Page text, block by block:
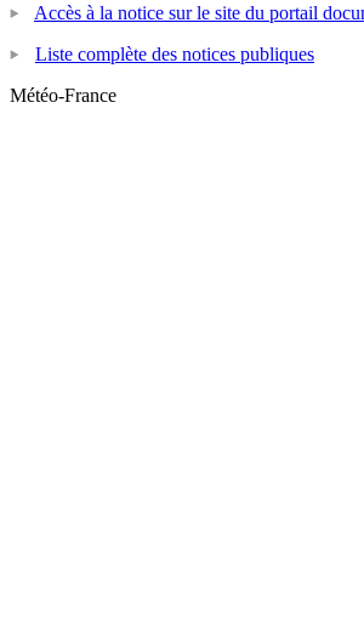
Accès à la notice sur le site du portail
Liste complète des notices publiques
Météo-France